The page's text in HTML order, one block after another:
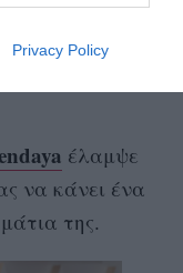
Privacy Policy
έλαμψε
να κάνει ένα
της.